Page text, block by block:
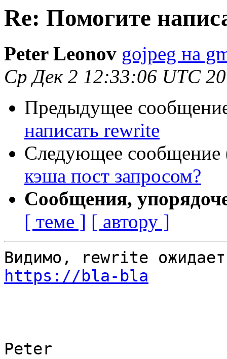
Re: Помогите
Peter Leonov gojpeg на
Ср Дек 2 12:33:06 UTC
Предыдущее
написать rewrite
Следующее сообщение
кэша пост запросом?
Сообщения,
[ теме ] [ автору ]
https://bla-bla
Peter